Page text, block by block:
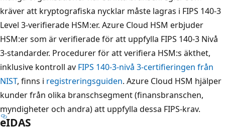
kräver att kryptografiska nycklar måste lagras i FIPS 140-3
Level 3-verifierade HSM:er. Azure Cloud HSM erbjuder
HSM:er som är verifierade för att uppfylla FIPS 140-3 Nivå
3-standarder. Procedurer för att verifiera HSM:s äkthet,
inklusive kontroll av FIPS 140-3-nivå 3-certifieringen från
NIST, finns i registreringsguiden. Azure Cloud HSM hjälper
kunder från olika branschsegment (finansbranschen,
myndigheter och andra) att uppfylla dessa FIPS-krav.
eIDAS